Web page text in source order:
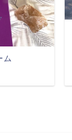
ム